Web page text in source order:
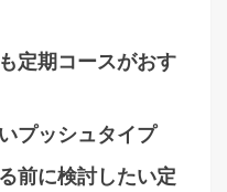
定期コースがおす
プッシュタイプ
前に検討したい定